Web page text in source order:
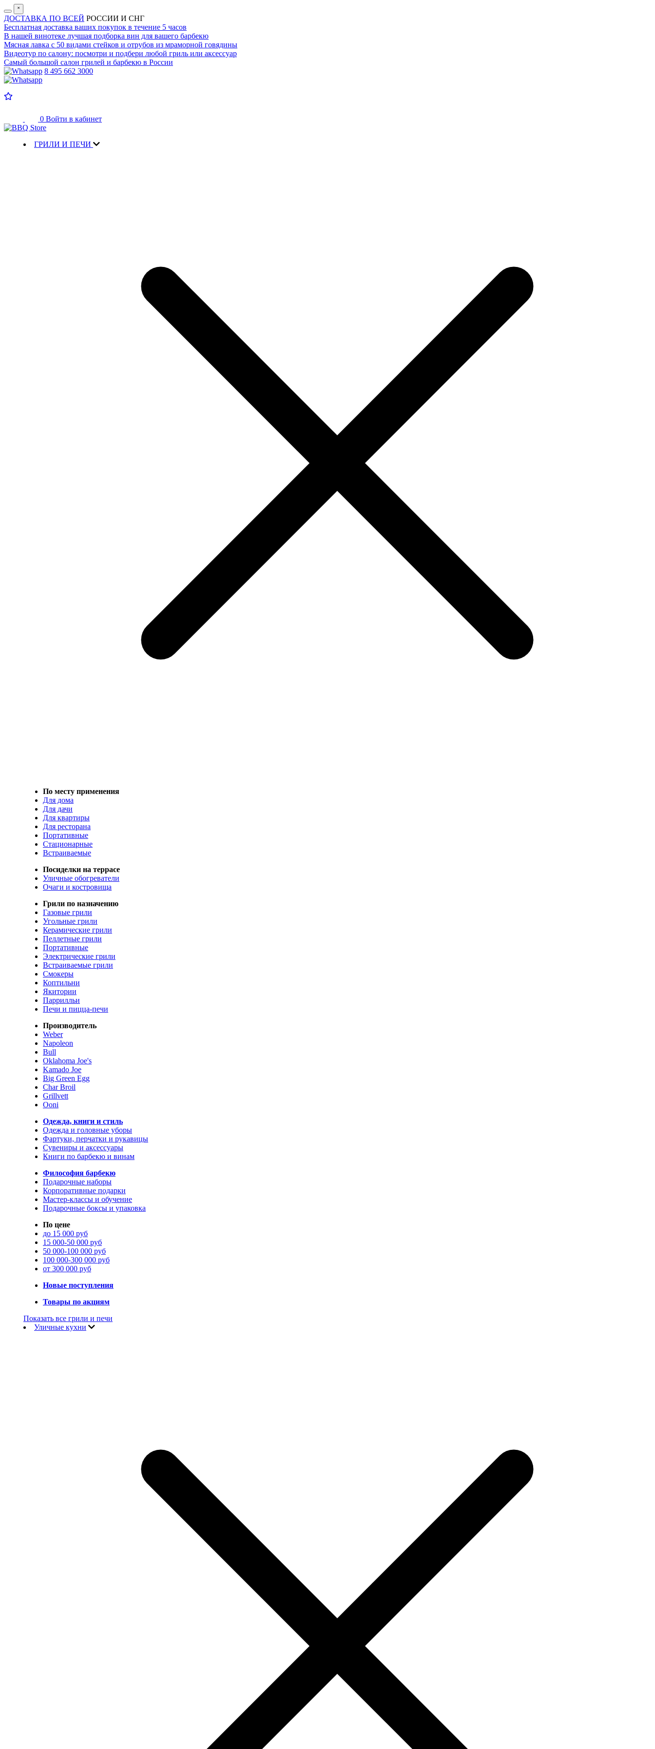
˟
ДОСТАВКА ПО ВСЕЙ РОССИИ И СНГ
Бесплатная доставка ваших покупок в течение 5 часов
В нашей винотеке лучшая подборка вин для вашего барбекю
Мясная лавка с 50 видами стейков и отрубов из мраморной говядины
Видеотур по салону: посмотри и подбери любой гриль или аксессуар
Самый большой салон грилей и барбекю в России
8 495 662 3000
0 Войти в кабинет
ГРИЛИ И ПЕЧИ
По месту применения
Для дома
Для дачи
Для квартиры
Для ресторана
Портативные
Стационарные
Встраиваемые
Посиделки на террасе
Уличные обогреватели
Очаги и костровища
Грили по назначению
Газовые грили
Угольные грили
Керамические грили
Пеллетные грили
Портативные
Электрические грили
Встраиваемые грили
Смокеры
Коптильни
Якитории
Паррилльи
Печи и пицца-печи
Производитель
Weber
Napoleon
Bull
Oklahoma Joe's
Kamado Joe
Big Green Egg
Char Broil
Grillvett
Ooni
Одежда, книги и стиль
Одежда и головные уборы
Фартуки, перчатки и рукавицы
Сувениры и аксессуары
Книги по барбекю и винам
Философия барбекю
Подарочные наборы
Корпоративные подарки
Мастер-классы и обучение
Подарочные боксы и упаковка
По цене
до 15 000 руб
15 000-50 000 руб
50 000-100 000 руб
100 000-300 000 руб
от 300 000 руб
Новые поступления
Товары по акциям
Показать все грили и печи
Уличные кухни